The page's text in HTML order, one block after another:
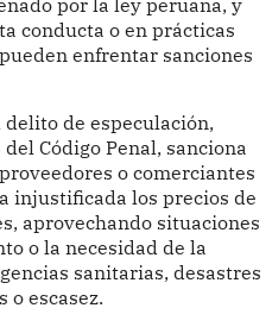
conducta o en prácticas
enfrentar sanciones
de especulación,
Código Penal, sanciona
o comerciantes
injustificada los precios de
aprovechando situaciones
o la necesidad de la
sanitarias, desastres
o escasez.